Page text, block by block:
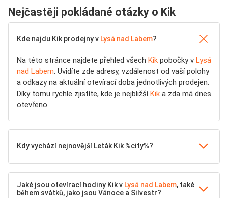
Nejčastěji pokládané otázky o Kik
Kde najdu Kik prodejny v Lysá nad Labem?
Na této stránce najdete přehled všech Kik pobočky v Lysá
nad Labem. Uvidíte zde adresy, vzdálenost od vaší polohy
a odkazy na aktuální otevírací doba jednotlivých prodejen.
Díky tomu rychle zjistíte, kde je nejbližší Kik a zda má dnes
otevřeno.
Kdy vychází nejnovější Leták Kik %city%?
Jaké jsou otevírací hodiny Kik v Lysá nad Labem, také
během svátků, jako jsou Vánoce a Silvestr?